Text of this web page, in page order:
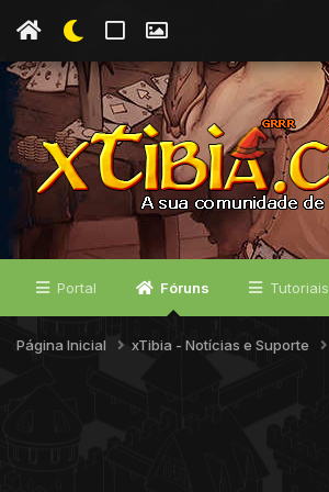
Portal Fóruns Tutoriais
Página Inicial xTibia - Notícias e Suporte